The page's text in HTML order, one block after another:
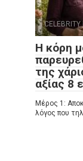
CELEBRITY
Η κόρη
της
αξίας 8
Μέρος 1:
λόγος που